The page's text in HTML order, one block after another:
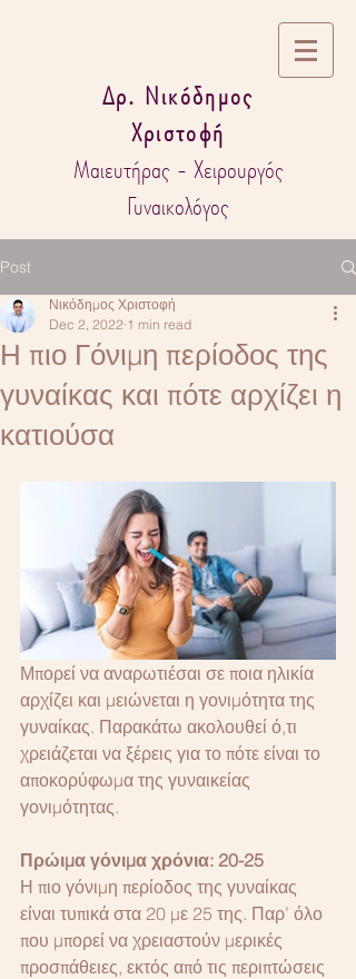
Δρ. Νικόδημος
Χριστοφή
Μαιευτήρας - Χειρουργός
Γυναικολόγος
Post
Η πιο Γόνιμη περίοδος της
γυναίκας και πότε αρχίζει η
κατιούσα
Νικόδημος Χριστοφή
Dec 2, 2022 1 min read
Μπορεί να αναρωτιέσαι σε ποια ηλικία
αρχίζει και μειώνεται η γονιμότητα της
γυναίκας. Παρακάτω ακολουθεί ό,τι
χρειάζεται να ξέρεις για το πότε είναι το
αποκορύφωμα της γυναικείας
γονιμότητας.
Πρώιμα γόνιμα χρόνια: 20-25
Η πιο γόνιμη περίοδος της γυναίκας
είναι τυπικά στα 20 με 25 της. Παρ’ όλο
που μπορεί να χρειαστούν μερικές
προσπάθειες, εκτός από τις περιπτώσεις